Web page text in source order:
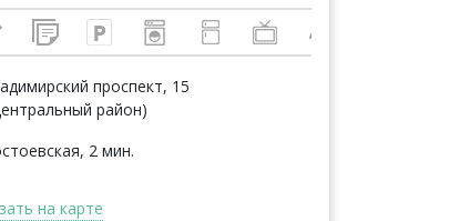
проспект, 15
район)
2 мин.
на карте